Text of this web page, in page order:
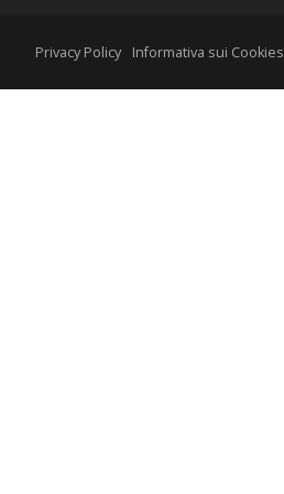
Privacy Policy Informativa sui Cookies